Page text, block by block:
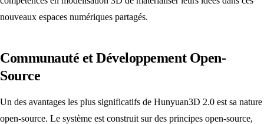
nouveaux espaces numériques partagés.
Communauté et Développement Open-
Source
Un des avantages les plus significatifs de Hunyuan3D 2.0 est sa nature
open-source. Le système est construit sur des principes open-source,